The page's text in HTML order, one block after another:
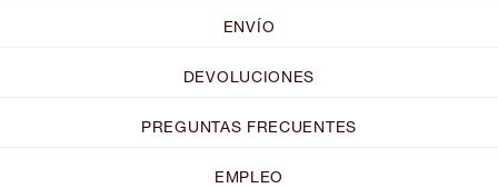
ENVÍO
DEVOLUCIONES
PREGUNTAS FRECUENTES
EMPLEO